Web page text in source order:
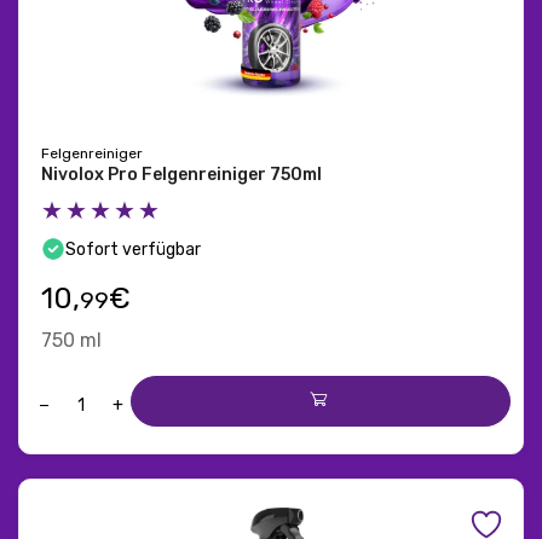
Felgenreiniger
Nivolox Pro Felgenreiniger 750ml
★★★★★
Sofort verfügbar
10,99€
750 ml
− +